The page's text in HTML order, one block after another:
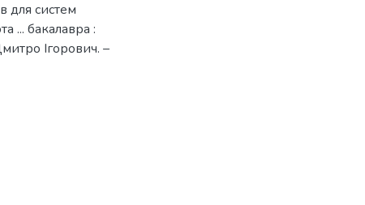
для систем
... бакалавра :
Ігорович. –